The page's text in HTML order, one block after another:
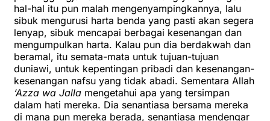
hal-hal itu pun malah mengenyampingkannya, lalu
sibuk mengurusi harta benda yang pasti akan segera
lenyap, sibuk mencapai berbagai kesenangan dan
mengumpulkan harta. Kalau pun dia berdakwah dan
beramal, itu semata-mata untuk tujuan-tujuan
duniawi, untuk kepentingan pribadi dan kesenangan-
kesenangan nafsu yang tidak abadi. Sementara Allah
‘Azza wa Jalla mengetahui apa yang tersimpan
dalam hati mereka. Dia senantiasa bersama mereka
di mana pun mereka berada, senantiasa mendengar